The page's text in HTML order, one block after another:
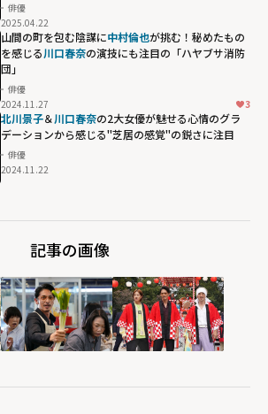
俳優
2025.04.22
山間の町を包む陰謀に中村倫也が挑む！秘めたもの
を感じる川口春奈の演技にも注目の「ハヤブサ消防
団」
俳優
2024.11.27
3
北川景子＆川口春奈の2大女優が魅せる心情のグラ
デーションから感じる"芝居の感覚"の鋭さに注目
俳優
2024.11.22
記事の画像